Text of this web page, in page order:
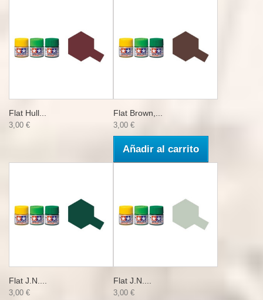
Flat Hull...
3,00 €
Flat Brown,...
3,00 €
Añadir al carrito
Flat J.N....
3,00 €
Flat J.N....
3,00 €